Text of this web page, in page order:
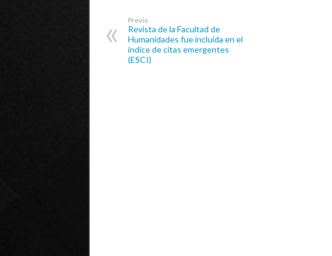
Previo
Revista de la Facultad de
Humanidades fue incluida en el
índice de citas emergentes
(ESCI)